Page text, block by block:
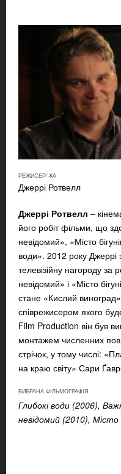
РЕЖИСЕР/-КА
Джеррі Ротвелл
Джеррі Ротвелл –
його робіт фільми, що
невідомий», «Місто
води». 2012 року Джеррі
телевізійну нагороду за
невідомий» і «Місто
стане «Кислий виноград»
співрежисером якого
Film Production він був
монтажем численних
стрічок, у тому числі:
на краю світу» Сари
ВИБРАНА ФІЛЬМОГРАФІЯ
Глибокі води (2006),
невідомий (2010), Місто